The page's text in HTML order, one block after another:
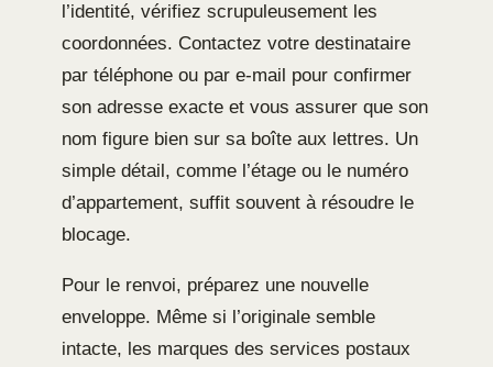
l’identité, vérifiez scrupuleusement les
coordonnées. Contactez votre destinataire
par téléphone ou par e-mail pour confirmer
son adresse exacte et vous assurer que son
nom figure bien sur sa boîte aux lettres. Un
simple détail, comme l’étage ou le numéro
d’appartement, suffit souvent à résoudre le
blocage.
Pour le renvoi, préparez une nouvelle
enveloppe. Même si l’originale semble
intacte, les marques des services postaux